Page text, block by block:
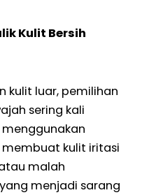
Kulit Bersih
kulit luar, pemilihan
sering kali
kulit iritasi
malah
menjadi sarang